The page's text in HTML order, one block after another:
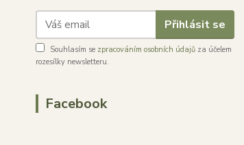
Přihlásit se
Souhlasím se zpracováním osobních údajů za účelem
rozesílky newsletteru.
Facebook